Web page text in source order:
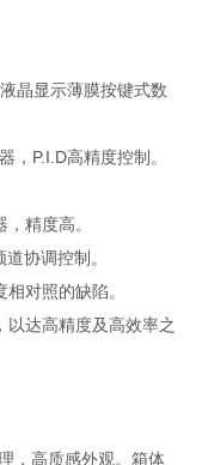
晶显示薄膜按键式数
，P.I.D高精度控制。
精度高。
协调控制。
对照的缺陷。
达高精度及高效率之
，高质感外观。箱体